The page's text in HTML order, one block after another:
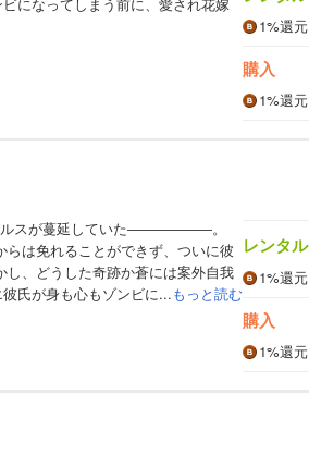
1%還元
購入
1%還元
ルスが蔓延していた――――――。
は免れることができず、ついに彼
、どうした奇跡か蒼には案外自我
氏が身も心もゾンビに...もっと読む
レンタル
1%還元
購入
1%還元